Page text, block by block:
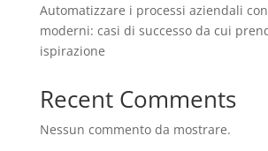
Automatizzare i processi aziendali
moderni: casi di successo da cui
ispirazione
Recent Comments
Nessun commento da mostrare.